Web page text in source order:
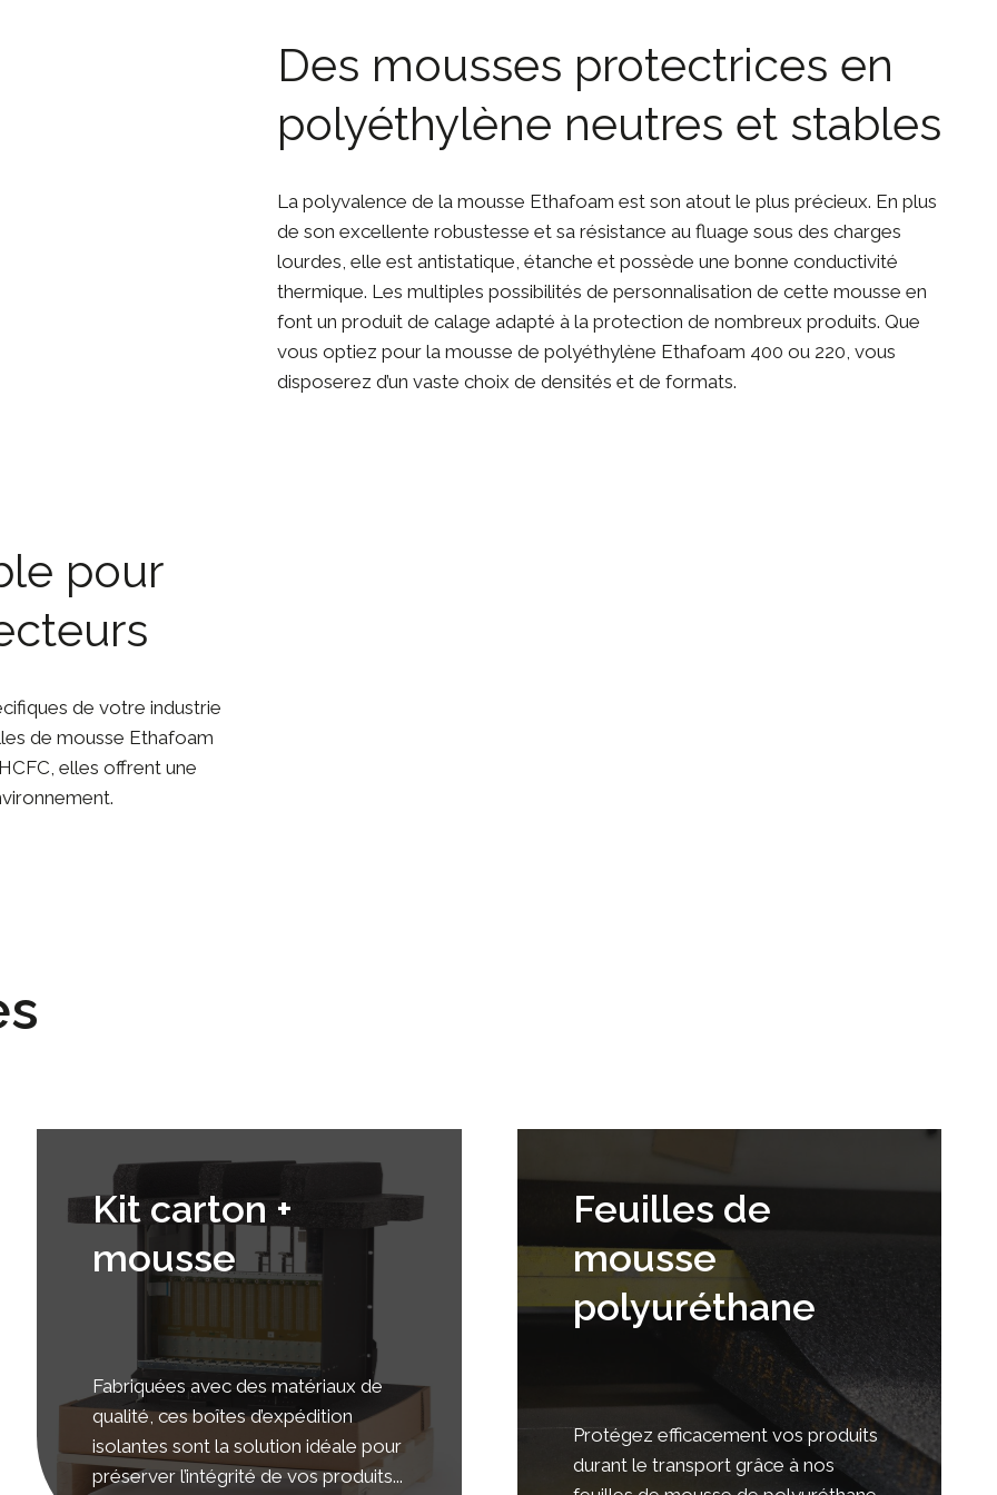
Des mousses protectrices en
polyéthylène neutres et stables
La polyvalence de la mousse Ethafoam est son atout le plus précieux. En plus
de son excellente robustesse et sa résistance au fluage sous des charges
lourdes, elle est antistatique, étanche et possède une bonne conductivité
thermique. Les multiples possibilités de personnalisation de cette mousse en
font un produit de calage adapté à la protection de nombreux produits. Que
vous optiez pour la mousse de polyéthylène Ethafoam 400 ou 220, vous
disposerez d’un vaste choix de densités et de formats.
pour
de votre industrie
de mousse Ethafoam
elles offrent une
Kit carton +
mousse
Fabriquées avec des matériaux de
qualité, ces boîtes d’expédition
isolantes sont la solution idéale pour
préserver l’intégrité de vos produits...
Feuilles de
mousse
polyuréthane
Protégez efficacement vos produits
durant le transport grâce à nos